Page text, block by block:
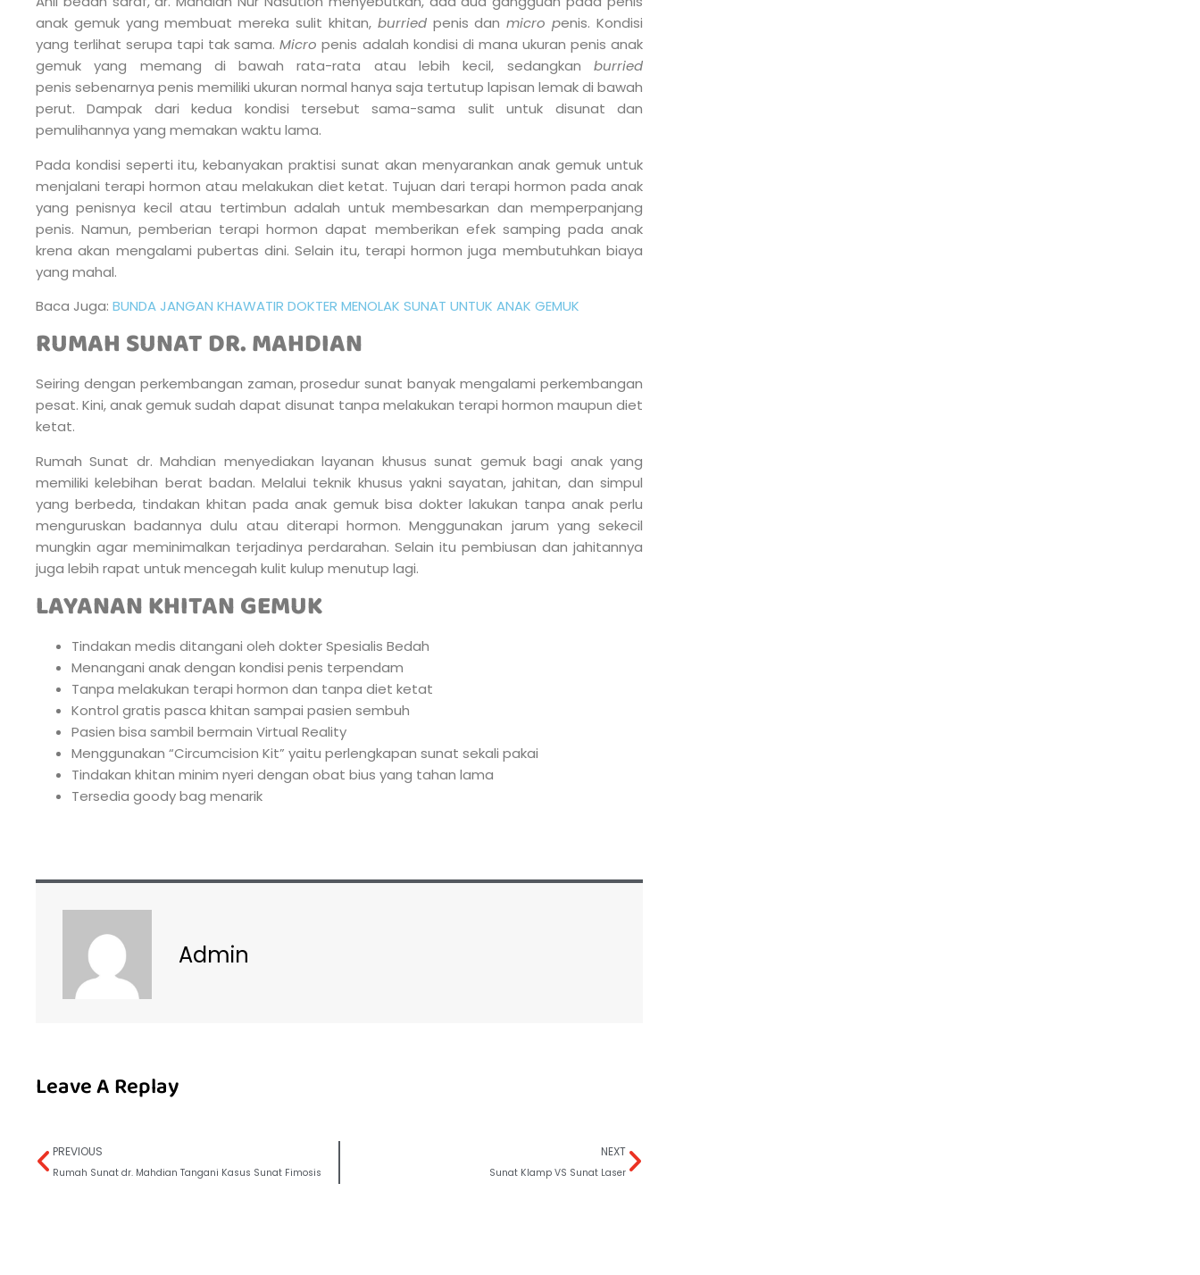
anak gemuk yang membuat mereka sulit khitan, burriedpenis danmicro penis. Kondisi
yang terlihat serupa tapi tak sama.Micro penis adalah kondisi di mana ukuran penis anak
gemuk yang memang di bawah rata-rata atau lebih kecil, sedangkan burried
penis sebenarnya penis memiliki ukuran normal hanya saja tertutup lapisan lemak di bawah
perut. Dampak dari kedua kondisi tersebut sama-sama sulit untuk disunat dan
pemulihannya yang memakan waktu lama.
Pada kondisi seperti itu, kebanyakan praktisi sunat akan menyarankan anak gemuk untuk
menjalani terapi hormon atau melakukan diet ketat. Tujuan dari terapi hormon pada anak
yang penisnya kecil atau tertimbun adalah untuk membesarkan dan memperpanjang
penis. Namun, pemberian terapi hormon dapat memberikan efek samping pada anak
krena akan mengalami pubertas dini. Selain itu, terapi hormon juga membutuhkan biaya
yang mahal.
Baca Juga: BUNDA JANGAN KHAWATIR DOKTER MENOLAK SUNAT UNTUK ANAK GEMUK
RUMAH SUNAT DR. MAHDIAN
Seiring dengan perkembangan zaman, prosedur sunat banyak mengalami perkembangan
pesat. Kini, anak gemuk sudah dapat disunat tanpa melakukan terapi hormon maupun diet
ketat.
Rumah Sunat dr. Mahdian menyediakan layanan khusus sunat gemuk bagi anak yang
memiliki kelebihan berat badan. Melalui teknik khusus yakni sayatan, jahitan, dan simpul
yang berbeda, tindakan khitan pada anak gemuk bisa dokter lakukan tanpa anak perlu
menguruskan badannya dulu atau diterapi hormon. Menggunakan jarum yang sekecil
mungkin agar meminimalkan terjadinya perdarahan. Selain itu pembiusan dan jahitannya
juga lebih rapat untuk mencegah kulit kulup menutup lagi.
LAYANAN KHITAN GEMUK
Tindakan medis ditangani oleh dokter Spesialis Bedah
Menangani anak dengan kondisi penis terpendam
Tanpa melakukan terapi hormon dan tanpa diet ketat
Kontrol gratis pasca khitan sampai pasien sembuh
Pasien bisa sambil bermain Virtual Reality
Menggunakan “Circumcision Kit” yaitu perlengkapan sunat sekali pakai
Tindakan khitan minim nyeri dengan obat bius yang tahan lama
Tersedia goody bag menarik
Admin
Leave A Replay
PREVIOUS
Rumah Sunat dr. Mahdian Tangani Kasus Sunat Fimosis
NEXT
Sunat Klamp VS Sunat Laser